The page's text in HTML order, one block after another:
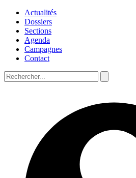
Actualités
Dossiers
Sections
Agenda
Campagnes
Contact